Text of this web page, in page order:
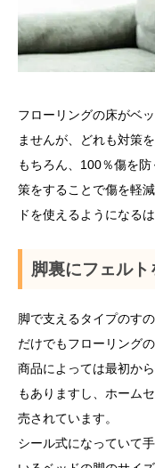
フローリングの床がベ
ませんが、どれも対策
もちろん、100％傷を
策をすることで傷を軽
ドを使えるようになるは
脚裏にフェルト
脚で支えるタイプのす
だけでもフローリング
商品によっては最初か
もありますし、ホーム
売されています。
シール式になっていて